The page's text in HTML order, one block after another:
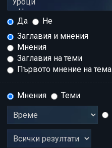
Да
Не
Заглавия и мнения
Мнения
Заглавия на теми
Първото мнение на тема
Мнения
Теми